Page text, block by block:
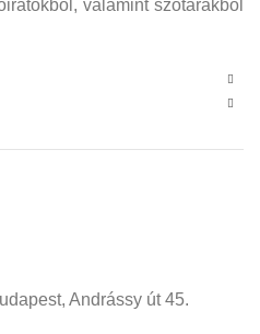
valamint szótárakból
Andrássy út 45.